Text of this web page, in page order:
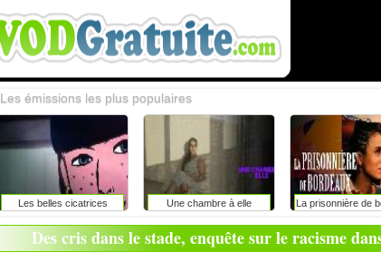
Les belles cicatrices Une chambre à elle La prisonnière de
Les émissions les plus populaires
Des cris dans le stade, enquête sur le racisme